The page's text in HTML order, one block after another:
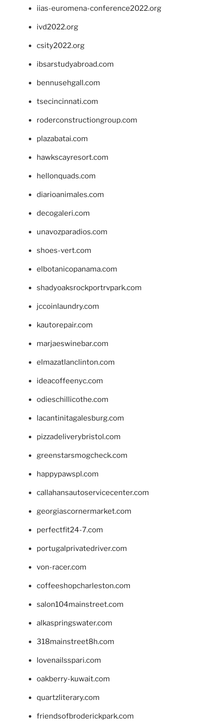
iias-euromena-conference2022.org
ivd2022.org
csity2022.org
ibsarstudyabroad.com
bennusehgall.com
tsecincinnati.com
roderconstructiongroup.com
plazabatai.com
hawkscayresort.com
hellonquads.com
diarioanimales.com
decogaleri.com
unavozparadios.com
shoes-vert.com
elbotanicopanama.com
shadyoaksrockportrvpark.com
jccoinlaundry.com
kautorepair.com
marjaeswinebar.com
elmazatlanclinton.com
ideacoffeenyc.com
odieschillicothe.com
lacantinitagalesburg.com
pizzadeliverybristol.com
greenstarsmogcheck.com
happypawspl.com
callahansautoservicecenter.com
georgiascornermarket.com
perfectfit24-7.com
portugalprivatedriver.com
von-racer.com
coffeeshopcharleston.com
salon104mainstreet.com
alkaspringswater.com
318mainstreet8h.com
lovenailsspari.com
oakberry-kuwait.com
quartzliterary.com
friendsofbroderickpark.com